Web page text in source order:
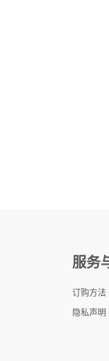
服务
订购方法
隐私声明